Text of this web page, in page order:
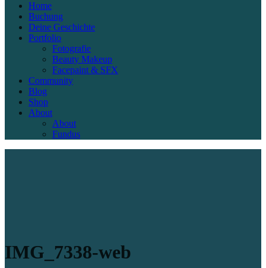
Home
Buchung
Deine Geschichte
Portfolio
Fotografie
Beauty Makeup
Facepaint & SFX
Community
Blog
Shop
About
About
Fundus
IMG_7338-web